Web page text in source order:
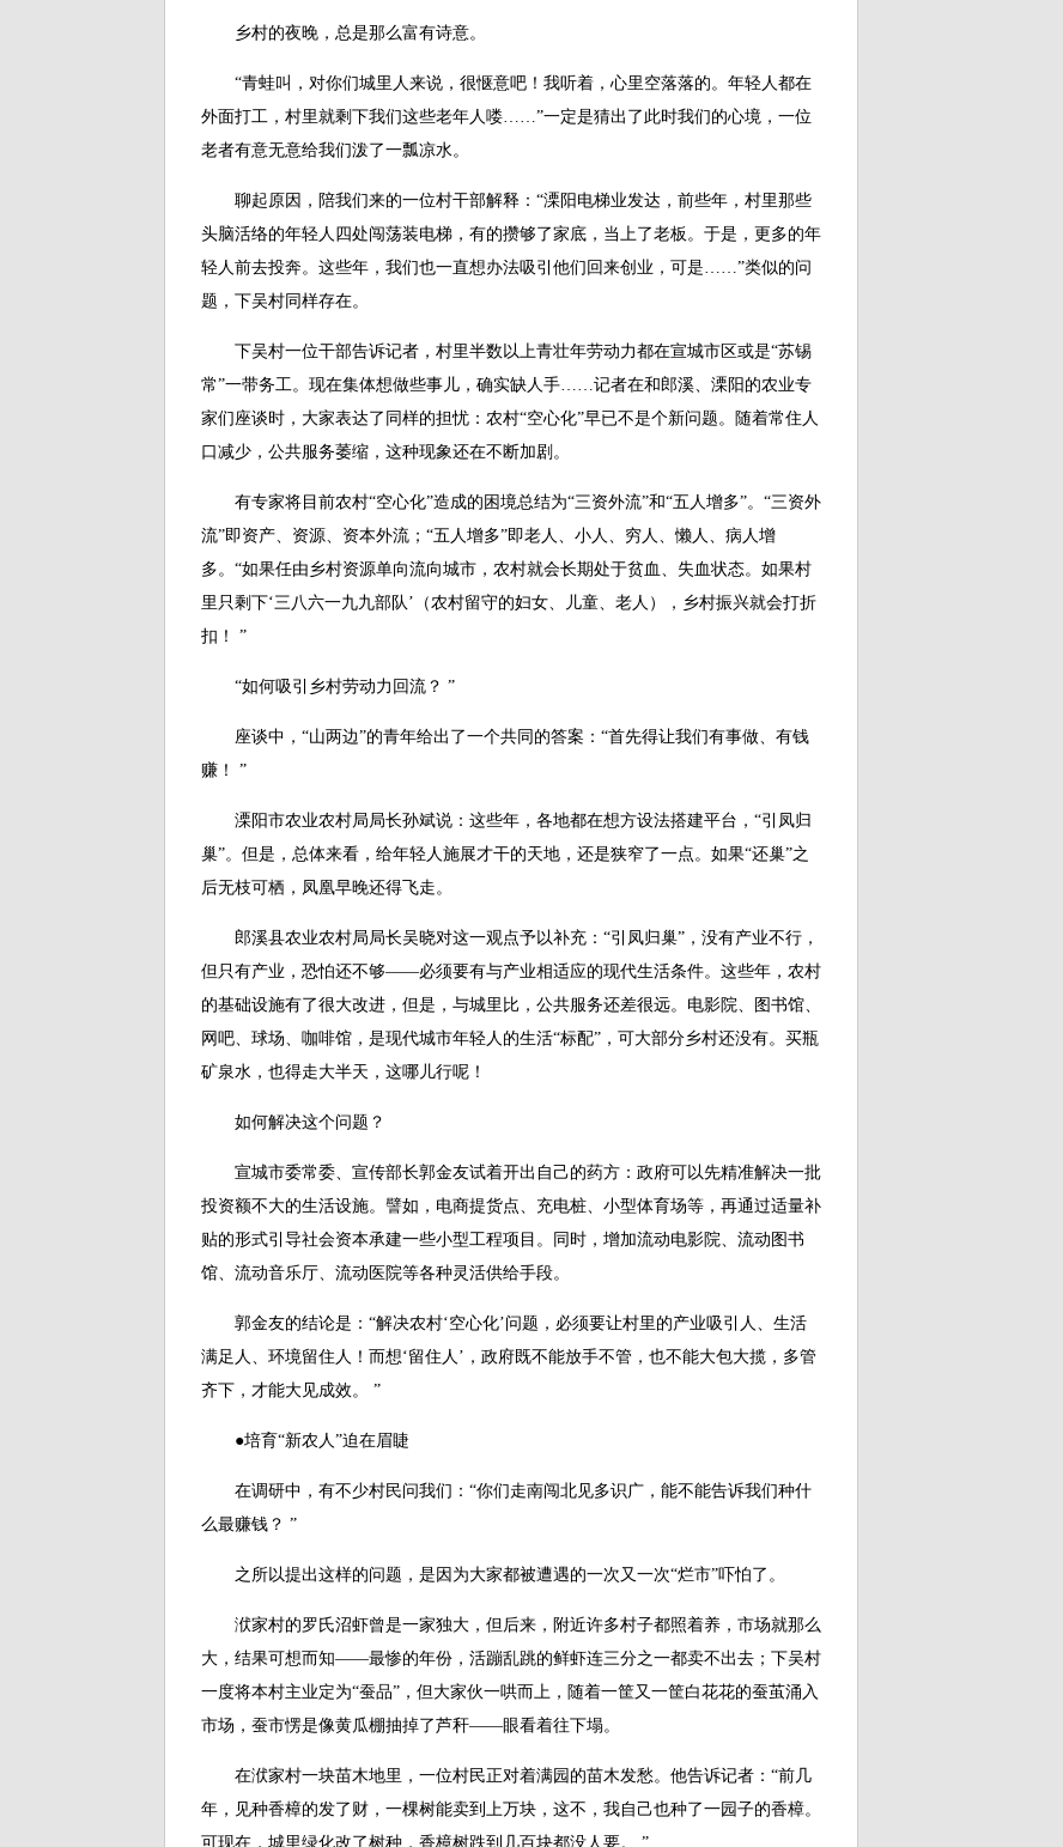
乡村的夜晚，总是那么富有诗意。
“青蛙叫，对你们城里人来说，很惬意吧！我听着，心里空落落的。年轻人都在
外面打工，村里就剩下我们这些老年人喽……”一定是猜出了此时我们的心境，一位
老者有意无意给我们泼了一瓢凉水。
聊起原因，陪我们来的一位村干部解释：“溧阳电梯业发达，前些年，村里那些
头脑活络的年轻人四处闯荡装电梯，有的攒够了家底，当上了老板。于是，更多的年
轻人前去投奔。这些年，我们也一直想办法吸引他们回来创业，可是……”类似的问
题，下吴村同样存在。
下吴村一位干部告诉记者，村里半数以上青壮年劳动力都在宣城市区或是“苏锡
常”一带务工。现在集体想做些事儿，确实缺人手……记者在和郎溪、溧阳的农业专
家们座谈时，大家表达了同样的担忧：农村“空心化”早已不是个新问题。随着常住人
口减少，公共服务萎缩，这种现象还在不断加剧。
有专家将目前农村“空心化”造成的困境总结为“三资外流”和“五人增多”。“三资外
流”即资产、资源、资本外流；“五人增多”即老人、小人、穷人、懒人、病人增
多。“如果任由乡村资源单向流向城市，农村就会长期处于贫血、失血状态。如果村
里只剩下‘三八六一九九部队’（农村留守的妇女、儿童、老人），乡村振兴就会打折
扣！ ”
“如何吸引乡村劳动力回流？ ”
座谈中，“山两边”的青年给出了一个共同的答案：“首先得让我们有事做、有钱
赚！ ”
溧阳市农业农村局局长孙斌说：这些年，各地都在想方设法搭建平台，“引凤归
巢”。但是，总体来看，给年轻人施展才干的天地，还是狭窄了一点。如果“还巢”之
后无枝可栖，凤凰早晚还得飞走。
郎溪县农业农村局局长吴晓对这一观点予以补充：“引凤归巢”，没有产业不行，
但只有产业，恐怕还不够——必须要有与产业相适应的现代生活条件。这些年，农村
的基础设施有了很大改进，但是，与城里比，公共服务还差很远。电影院、图书馆、
网吧、球场、咖啡馆，是现代城市年轻人的生活“标配”，可大部分乡村还没有。买瓶
矿泉水，也得走大半天，这哪儿行呢！
如何解决这个问题？
宣城市委常委、宣传部长郭金友试着开出自己的药方：政府可以先精准解决一批
投资额不大的生活设施。譬如，电商提货点、充电桩、小型体育场等，再通过适量补
贴的形式引导社会资本承建一些小型工程项目。同时，增加流动电影院、流动图书
馆、流动音乐厅、流动医院等各种灵活供给手段。
郭金友的结论是：“解决农村‘空心化’问题，必须要让村里的产业吸引人、生活
满足人、环境留住人！而想‘留住人’，政府既不能放手不管，也不能大包大揽，多管
齐下，才能大见成效。 ”
●培育“新农人”迫在眉睫
在调研中，有不少村民问我们：“你们走南闯北见多识广，能不能告诉我们种什
么最赚钱？ ”
之所以提出这样的问题，是因为大家都被遭遇的一次又一次“烂市”吓怕了。
洑家村的罗氏沼虾曾是一家独大，但后来，附近许多村子都照着养，市场就那么
大，结果可想而知——最惨的年份，活蹦乱跳的鲜虾连三分之一都卖不出去；下吴村
一度将本村主业定为“蚕品”，但大家伙一哄而上，随着一筐又一筐白花花的蚕茧涌入
市场，蚕市愣是像黄瓜棚抽掉了芦秆——眼看着往下塌。
在洑家村一块苗木地里，一位村民正对着满园的苗木发愁。他告诉记者：“前几
年，见种香樟的发了财，一棵树能卖到上万块，这不，我自己也种了一园子的香樟。
可现在，城里绿化改了树种，香樟树跌到几百块都没人要。 ”